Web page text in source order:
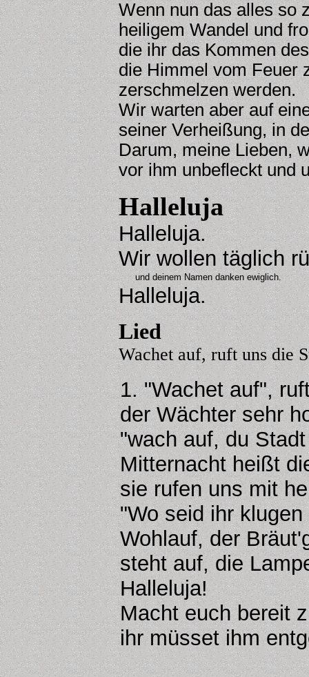
Wenn nun das alles so
heiligem Wandel und
die ihr das Kommen
die Himmel vom Feuer
zerschmelzen werden.
Wir warten aber auf
seiner Verheißung, in
Darum, meine Lieben,
vor ihm unbefleckt und
Halleluja
Halleluja.
Wir wollen täglich
und deinem Namen danken ewiglich.
Halleluja.
Lied
Wachet auf, ruft uns die
1. "Wachet auf",
der Wächter sehr
"wach auf, du
Mitternacht heißt
sie rufen uns mit
"Wo seid ihr
Wohlauf, der
steht auf, die
Halleluja!
Macht euch bereit
ihr müsset ihm